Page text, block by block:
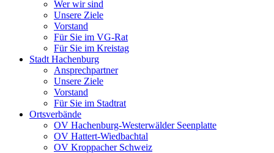
Wer wir sind
Unsere Ziele
Vorstand
Für Sie im VG-Rat
Für Sie im Kreistag
Stadt Hachenburg
Ansprechpartner
Unsere Ziele
Vorstand
Für Sie im Stadtrat
Ortsverbände
OV Hachenburg-Westerwälder Seenplatte
OV Hattert-Wiedbachtal
OV Kroppacher Schweiz